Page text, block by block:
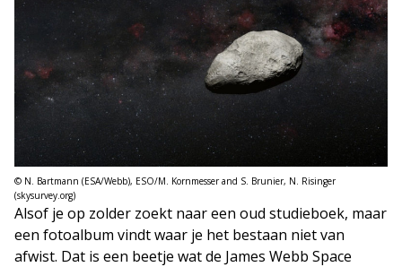
© N. Bartmann (ESA/Webb), ESO/M. Kornmesser and S. Brunier, N. Risinger
(skysurvey.org)
Alsof je op zolder zoekt naar een oud studieboek, maar
een fotoalbum vindt waar je het bestaan niet van
afwist. Dat is een beetje wat de James Webb Space